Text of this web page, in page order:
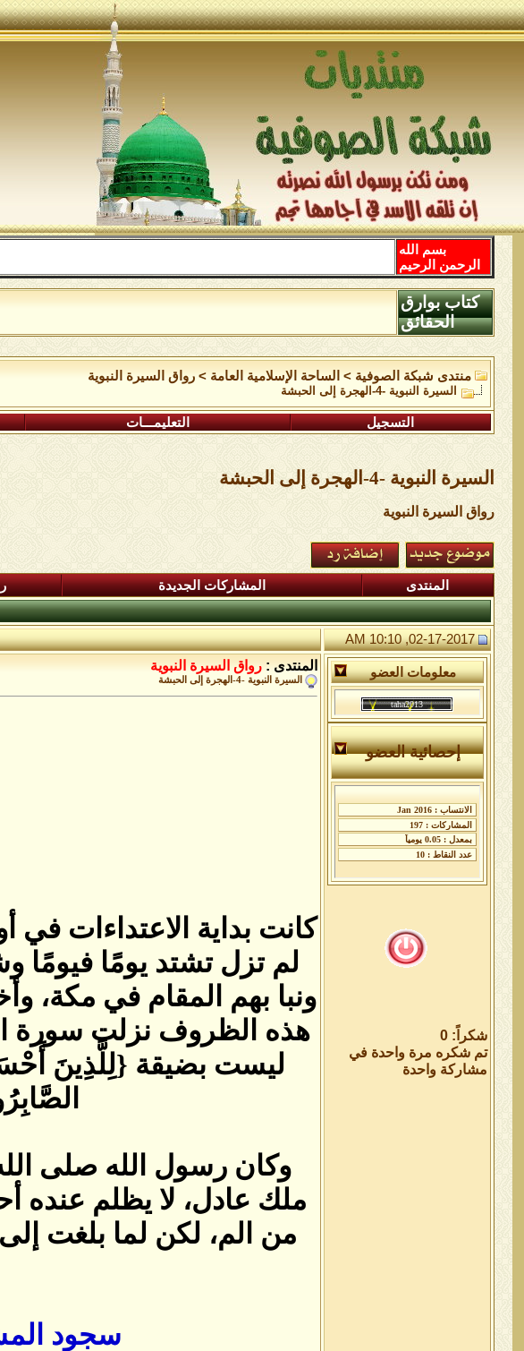
بسم الله
الرحمن الرحيم
كتاب بوارق
الحقائق
منتدى شبكة الصوفية > الساحة اﻹسلامية العامة >رواق السيرة النبوية
السيرة النبوية -4-الهجرة إلى الحبشة
التسجيل التعليمـــات
السيرة النبوية -4-الهجرة إلى الحبشة
رواق السيرة النبوية
المنتدى المشاركات الجديدة
02-17-2017, 10:10 AM
معلومات العضو
إحصائية العضو
شكراً: 0
تم شكره مرة واحدة في
مشاركة واحدة
المنتدى : رواق السيرة النبوية
السيرة النبوية -4-الهجرة إلى الحبشة
كانت بداية الاعتداءات في
لم تزل تشتد يومًا
ونبا بهم المقام في مكة،
هذه الظروف نزلت سورة
ليست بضيقة ‏{‏لِلَّذِينَ
وكان رسول الله صلى
ملك عادل، لا يظلم عنده
من الم، لكن لما بلغت
سجود